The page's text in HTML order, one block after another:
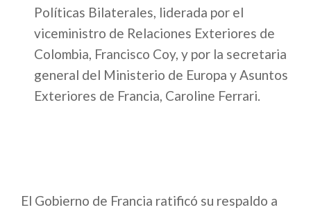
Políticas Bilaterales, liderada por el
viceministro de Relaciones Exteriores de
Colombia, Francisco Coy, y por la secretaria
general del Ministerio de Europa y Asuntos
Exteriores de Francia, Caroline Ferrari.
El Gobierno de Francia ratificó su respaldo a